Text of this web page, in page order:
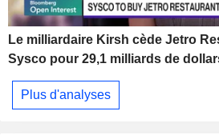
Le milliardaire Kirsh cède Jetro
Sysco pour 29,1 milliards de
Plus d'analyses